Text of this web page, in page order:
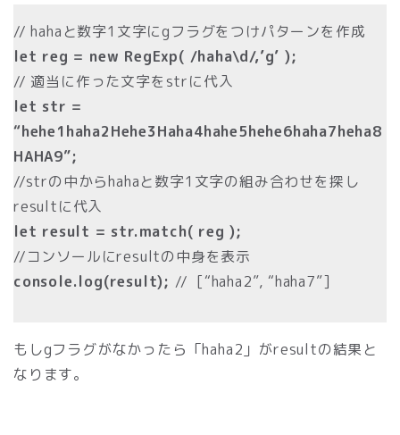
// hahaと数字1文字にgフラグをつけパターンを作成
let reg = new RegExp( /haha\d/,’g’ );
// 適当に作った文字をstrに代入
let str =
“hehe1haha2Hehe3Haha4hahe5hehe6haha7heha8
HAHA9”;
//strの中からhahaと数字1文字の組み合わせを探し
resultに代入
let result = str.match( reg );
//コンソールにresultの中身を表示
console.log(result); // [“haha2”, “haha7”]
もしgフラグがなかったら「haha2」がresultの結果と
なります。